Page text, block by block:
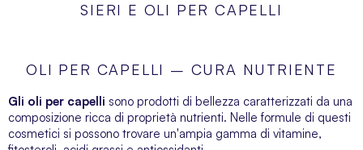
SIERI E OLI PER CAPELLI
OLI PER CAPELLI – CURA NUTRIENTE
Gli oli per capelli sono prodotti di bellezza caratterizzati da una
composizione ricca di proprietà nutrienti. Nelle formule di questi
cosmetici si possono trovare un'ampia gamma di vitamine,